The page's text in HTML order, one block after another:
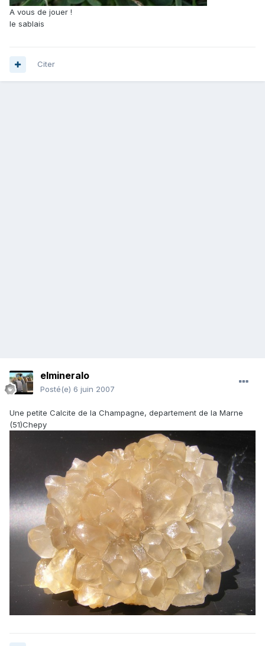
A vous de jouer !
le sablais
Citer
elmineralo
Posté(e) 6 juin 2007
Une petite Calcite de la Champagne, departement de la Marne
(51)Chepy